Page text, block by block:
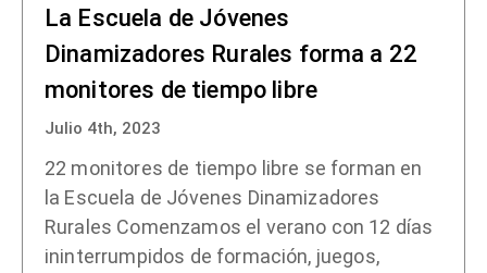
La Escuela de Jóvenes
Dinamizadores Rurales forma a 22
monitores de tiempo libre
Julio 4th, 2023
22 monitores de tiempo libre se forman en
la Escuela de Jóvenes Dinamizadores
Rurales Comenzamos el verano con 12 días
ininterrumpidos de formación, juegos,